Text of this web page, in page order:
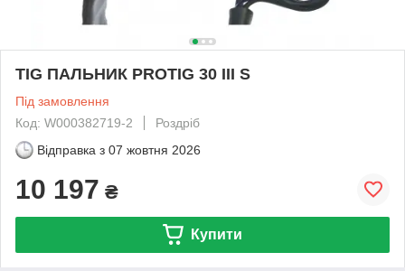
TIG ПАЛЬНИК PROTIG 30 III S
Під замовлення
Код: W000382719-2
Роздріб
Відправка з 07 жовтня 2026
10 197 ₴
Купити